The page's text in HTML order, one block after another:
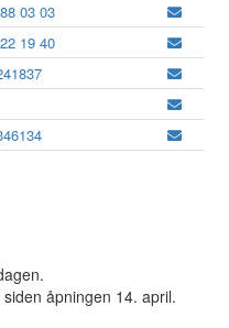
03 03
19 40
åpningen 14. april.